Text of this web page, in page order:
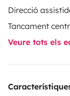
Direcció
Tancament
Veure tots els